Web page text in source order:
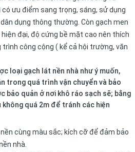
ưu điểm sang trọng, sáng, sử dụng
dụng thông thường. Còn gạch men
đại, độ cứng bề mặt cao nên thích
công cộng ( kể cả hội trường, văn
loại gạch lát nền nhà như ý muốn,
trong quá trình vận chuyển và bảo
bảo quản ở nơi khô ráo sạch sẽ; bằng
không quá 2m để tránh các hiện
cùng màu sắc; kích cỡ để đảm bảo
nhà.